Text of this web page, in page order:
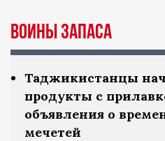
Воины запаса
Таджикистанцы
продукты с
объявления о
мечетей